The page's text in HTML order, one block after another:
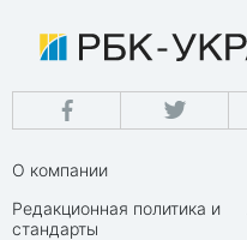
О компании
Редакционная политика и
стандарты